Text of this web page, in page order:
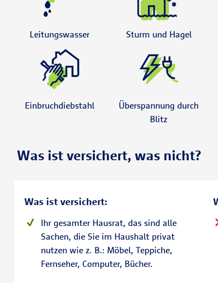
Leitungswasser Sturm und Hagel
Einbruchdiebstahl
Überspannung durch
Blitz
Was ist versichert, was nicht?
Was ist versichert:
Ihr gesamter Hausrat, das sind alle
Sachen, die Sie im Haushalt privat
nutzen wie z. B.: Möbel, Teppiche,
Fernseher, Computer, Bücher.